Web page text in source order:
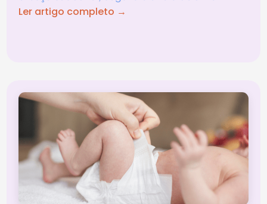
Ler artigo completo →